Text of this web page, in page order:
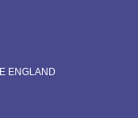
ENGLAND